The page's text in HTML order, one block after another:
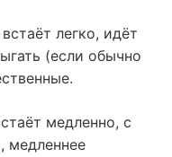
легко, идёт
(если обычно
медленно, с
медленнее